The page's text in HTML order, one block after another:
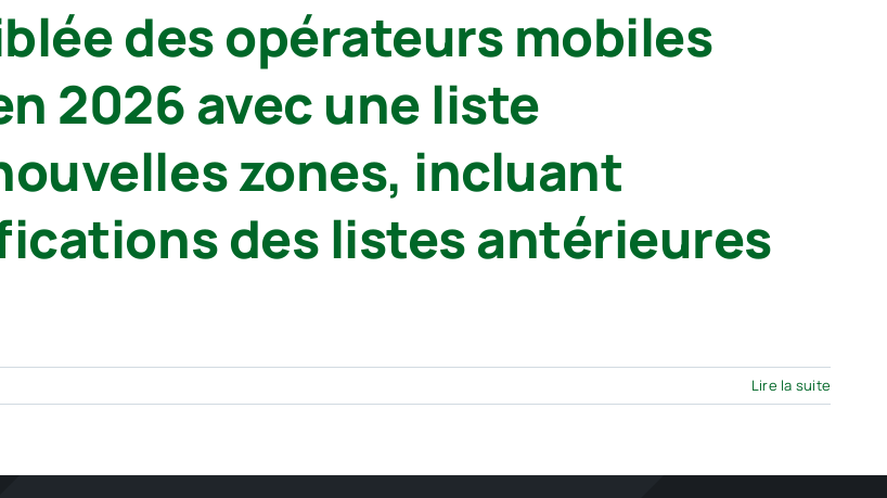
des opérateurs mobiles
2026 avec une liste
zones, incluant
des listes antérieures
Lire la suite